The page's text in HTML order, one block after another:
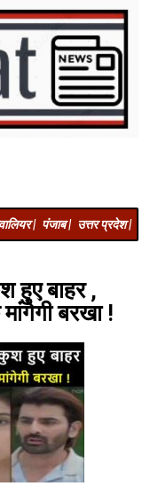
| पंजाब | उत्तर प्रदेश |
हुए बाहर ,
बरखा !